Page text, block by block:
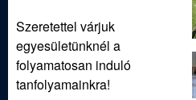
Szeretettel várjuk
egyesületünknél a
folyamatosan induló
tanfolyamainkra!